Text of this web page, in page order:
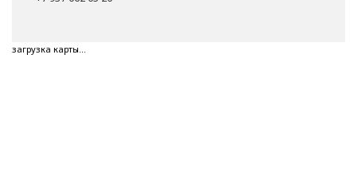
загрузка карты...